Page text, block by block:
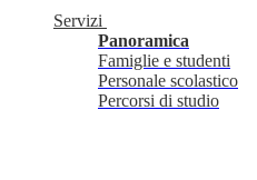
Servizi
Panoramica
Famiglie e studenti
Personale scolastico
Percorsi di studio